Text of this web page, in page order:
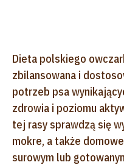
Dieta polskiego
zbilansowana i
potrzeb psa
zdrowia i poziomu
tej rasy sprawdzą się
mokre, a także
surowym lub